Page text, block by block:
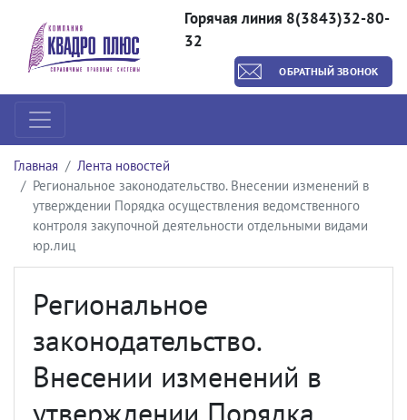
Горячая линия 8(3843)32-80-
32
ОБРАТНЫЙ ЗВОНОК
Главная
Лента новостей
Региональное законодательство. Внесении изменений в
утверждении Порядка осуществления ведомственного
контроля закупочной деятельности отдельными видами
юр.лиц
Региональное
законодательство.
Внесении изменений в